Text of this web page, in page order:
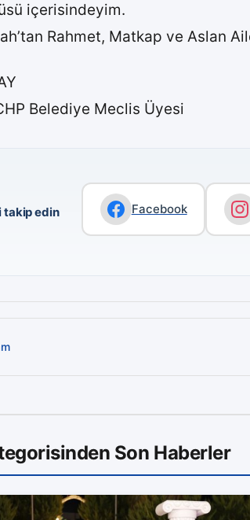
içerisindeyim.
Rahmet, Matkap ve Aslan
Belediye Meclis Üyesi
takip edin Facebook
Son Haberler